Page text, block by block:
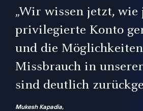
„Wir wissen jetzt, wie
privilegierte Konto
und die
Missbrauch in
sind deutlich
Mukesh Kapadia,